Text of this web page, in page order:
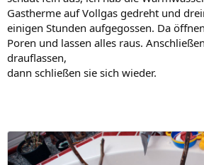
Gastherme auf Vollgas gedreht und
einigen Stunden aufgegossen. Da
Poren und lassen alles raus.
drauflassen,
dann schließen sie sich wieder.